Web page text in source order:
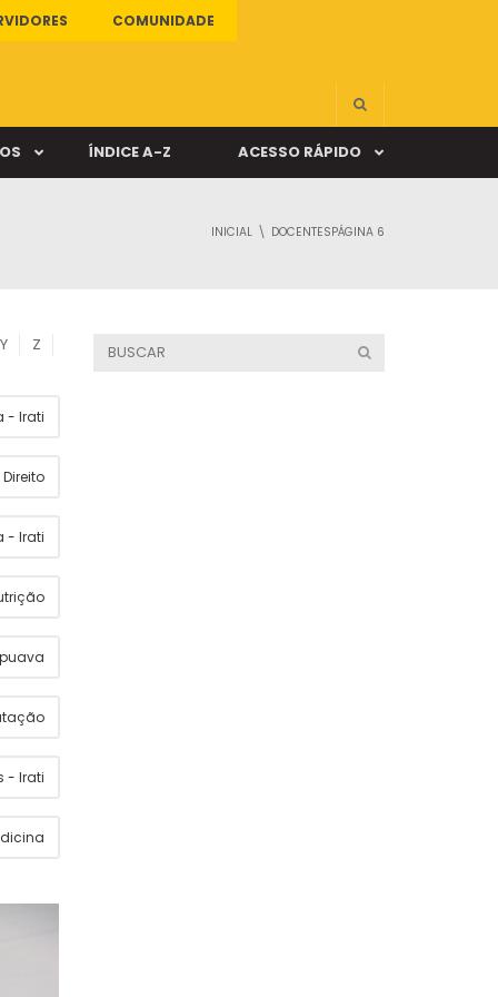
COMUNIDADE
ÍNDICE A-Z ACESSO RÁPIDO
INICIAL DOCENTESPÁGINA 6
Y Z
- Irati
Direito
- Irati
- Irati